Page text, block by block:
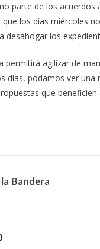
parte de los
que los días miércoles
desahogar los
permitirá agilizar de
días, podamos ver
que beneficien
Bandera